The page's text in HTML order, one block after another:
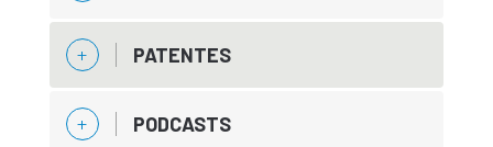
PATENTES
PODCASTS